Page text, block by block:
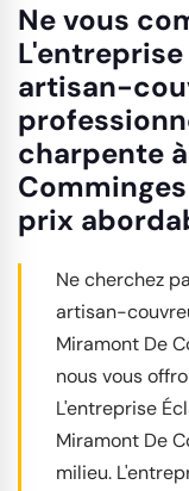
Ne vous
L'entreprise
artisan-
charpente
prix
Ne cherchez
artisan-
Miramont De
nous vous
L'entreprise
Miramont De
milieu.